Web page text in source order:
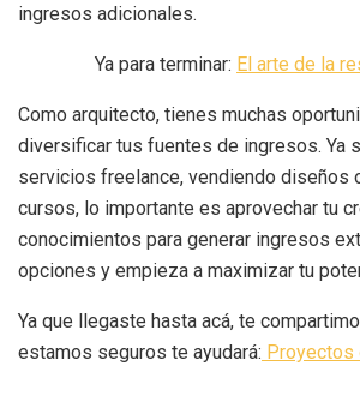
ingresos adicionales.
Ya para terminar: El arte de la
Como arquitecto, tienes muchas
diversificar tus fuentes de ingresos. Ya
servicios freelance, vendiendo diseños
cursos, lo importante es aprovechar tu
conocimientos para generar ingresos
opciones y empieza a maximizar tu
Ya que llegaste hasta acá, te
estamos seguros te ayudará: Proyectos